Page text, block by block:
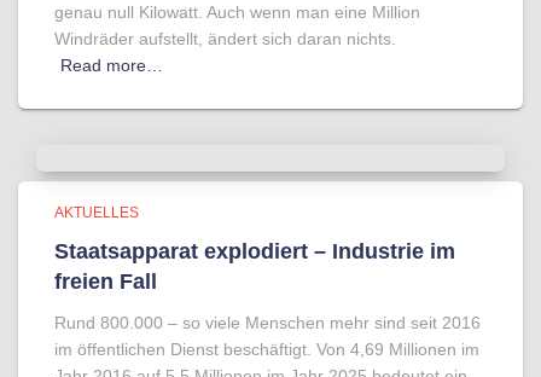
genau null Kilowatt. Auch wenn man eine Million
Windräder aufstellt, ändert sich daran nichts.
Read more…
AKTUELLES
Staatsapparat explodiert – Industrie im
freien Fall
Rund 800.000 – so viele Menschen mehr sind seit 2016
im öffentlichen Dienst beschäftigt. Von 4,69 Millionen im